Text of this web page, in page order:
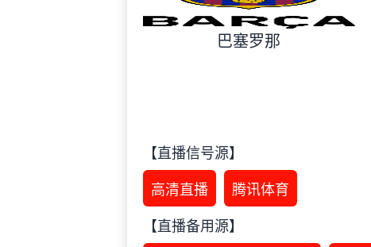
巴塞罗那
【直播信号源】
高清直播 腾讯体育
【直播备用源】